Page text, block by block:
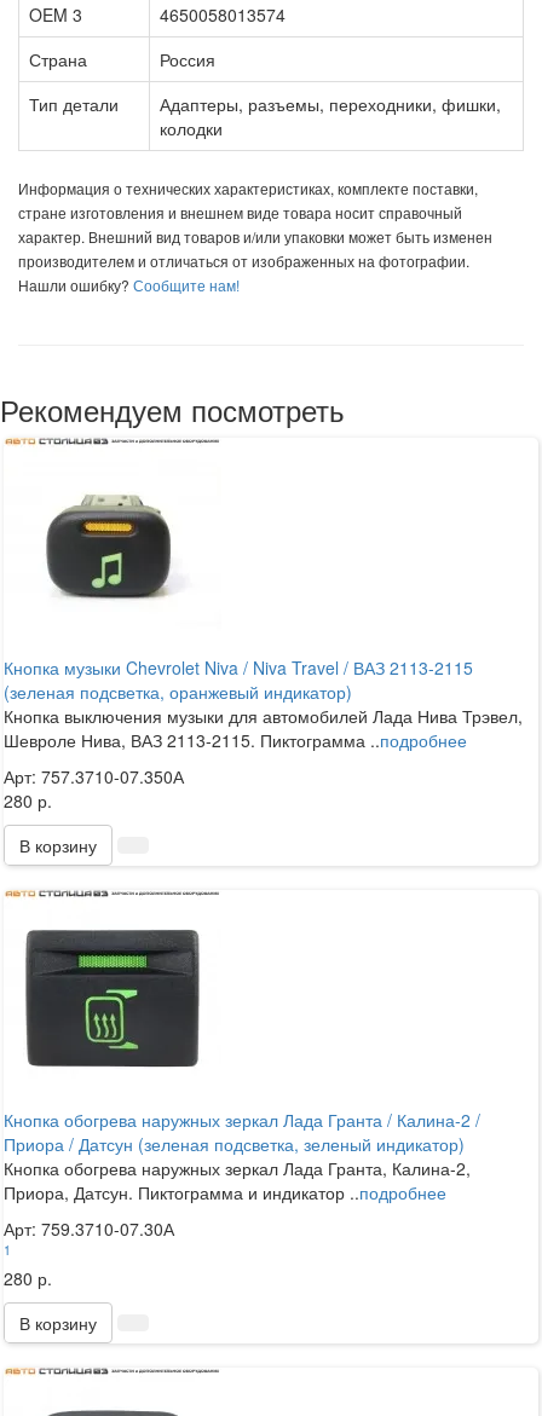
OEM 3
4650058013574
Страна
Россия
Тип детали
Адаптеры, разъемы, переходники, фишки,
колодки
Информация о технических характеристиках, комплекте поставки,
стране изготовления и внешнем виде товара носит справочный
характер. Внешний вид товаров и/или упаковки может быть изменен
производителем и отличаться от изображенных на фотографии.
Нашли ошибку? Сообщите нам!
Рекомендуем посмотреть
Кнопка музыки Chevrolet Niva / Niva Travel / ВАЗ 2113-2115
(зеленая подсветка, оранжевый индикатор)
Кнопка выключения музыки для автомобилей Лада Нива Трэвел,
Шевроле Нива, ВАЗ 2113-2115. Пиктограмма ..подробнее
Арт: 757.3710-07.350А
280 р.
В корзину
Кнопка обогрева наружных зеркал Лада Гранта / Калина-2 /
Приора / Датсун (зеленая подсветка, зеленый индикатор)
Кнопка обогрева наружных зеркал Лада Гранта, Калина-2,
Приора, Датсун. Пиктограмма и индикатор ..подробнее
Арт: 759.3710-07.30А
1
280 р.
В корзину